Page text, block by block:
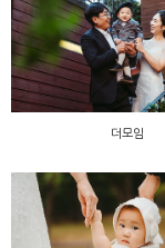
더모임